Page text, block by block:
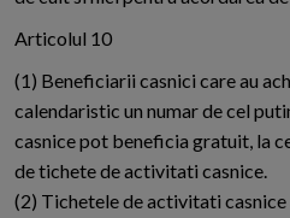
Articolul 10
(1) Beneficiarii casnici care au
calendaristic un numar de cel
casnice pot beneficia gratuit, la
de tichete de activitati casnice.
(2) Tichetele de activitati